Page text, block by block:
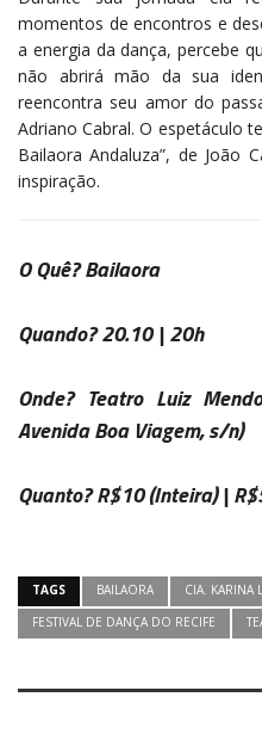
momentos de encontros e
a energia da dança, percebe
não abrirá mão da sua
reencontra seu amor do
Adriano Cabral. O espetáculo
Bailaora Andaluza”, de João
inspiração.
O Quê?Bailaora
Quando?20.10 | 20h
Onde? Teatro Luiz
Avenida Boa Viagem, s/n)
Quanto?R$10 (Inteira) |
TAGS BAILAORA CIA. KARINA
FESTIVAL DE DANÇA DO RECIFE